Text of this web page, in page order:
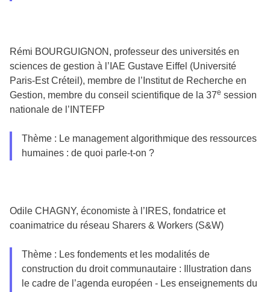
Rémi BOURGUIGNON, professeur des universités en
sciences de gestion à l’IAE Gustave Eiffel (Université
Paris-Est Créteil), membre de l’Institut de Recherche en
Gestion, membre du conseil scientifique de la 37e session
nationale de l’INTEFP
Thème : Le management algorithmique des ressources
humaines : de quoi parle-t-on ?
Odile CHAGNY, économiste à l’IRES, fondatrice et
coanimatrice du réseau Sharers & Workers (S&W)
Thème : Les fondements et les modalités de
construction du droit communautaire : Illustration dans
le cadre de l’agenda européen - Les enseignements du